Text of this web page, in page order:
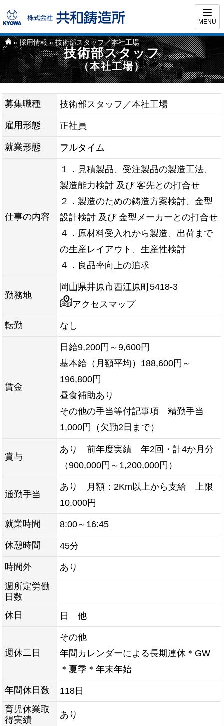
MENU
技術部スタッフ
（本社工場）
»採用情報» 技術部スタッフ／本社工場
募集職種 技術部スタッフ／本社工場
雇用形態 正社員
就業形態 フルタイム
仕事の内容
１．見積製品、受注製品の製造工法、
製造能力検討 及び 客先との打合せ
２．製造のための鋳造方案検討、金型
設計検討 及び 金型メーカーとの打合せ
４．原材料受入れから製造、出荷まで
の生産レイアウト、生産性検討
４．良品率向上の追求
勤務地
岡山県井原市西江原町5418-3
アクセスマップ
転勤 なし
賃金
日給9,200円～9,600円
基本給（月額平均）188,600円～
196,800円
昼食補助あり
その他の手当等付記事項 精勤手当
1,000円（欠勤2日まで）
賞与
あり 前年度実績 年2回・計4か月分
（900,000円～1,200,000円）
通勤手当
あり 月額：2Km以上から支給 上限
10,000円
就業時間 8:00～16:45
休憩時間 45分
時間外
あり
週所定労働
日数
休日
日 他
週休二日
その他
年間カレンダーによる長期連休＊GW
＊夏季＊年末年始
年間休日数
118日
育児休業取
得実績
あり